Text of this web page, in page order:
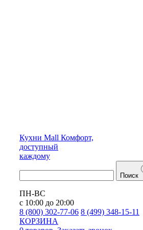
Кухни Mall Комфорт,
доступный
каждому
Поиск
ПН-ВС
с 10:00 до 20:00
8 (800) 302-77-06 8 (499) 348-15-11
КОРЗИНА